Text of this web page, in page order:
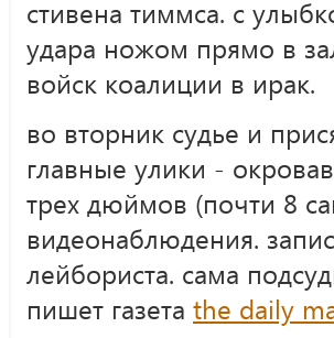
стивена тиммса. с
удара ножом прямо в
войск коалиции в ирак.
во вторник судье и
главные улики -
трех дюймов (почти 8
видеонаблюдения.
лейбориста. сама
пишет газета the daily